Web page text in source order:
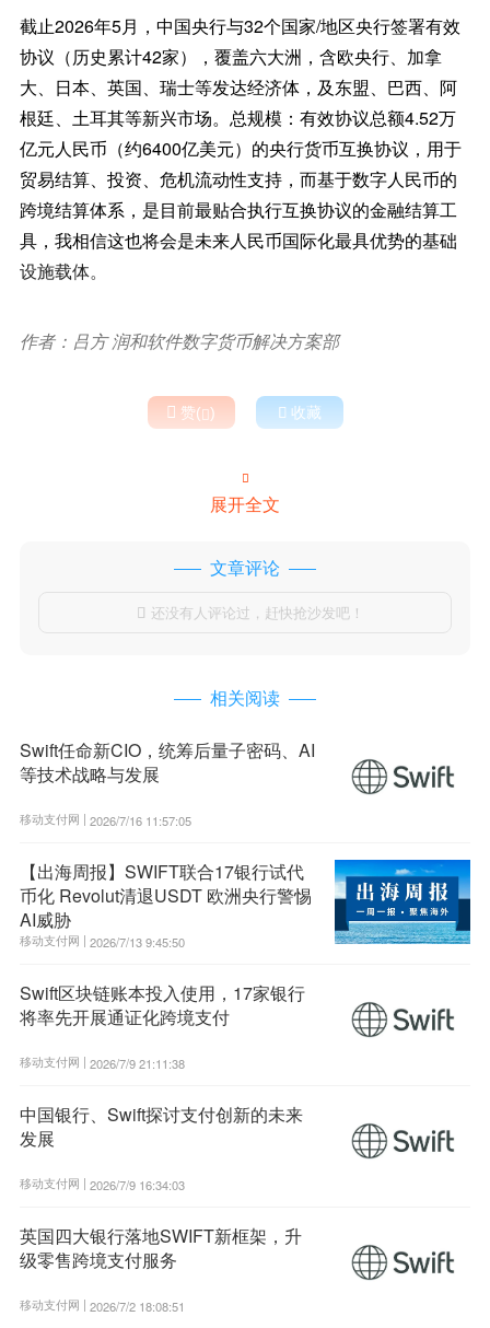
截止2026年5月，中国央行与32个国家/地区央行签署有效
协议（历史累计42家），覆盖六大洲，含欧央行、加拿
大、日本、英国、瑞士等发达经济体，及东盟、巴西、阿
根廷、土耳其等新兴市场。总规模：有效协议总额4.52万
亿元人民币（约6400亿美元）的央行货币互换协议，用于
贸易结算、投资、危机流动性支持，而基于数字人民币的
跨境结算体系，是目前最贴合执行互换协议的金融结算工
具，我相信这也将会是未来人民币国际化最具优势的基础
设施载体。
作者：吕方 润和软件数字货币解决方案部
 赞()  收藏

展开全文
文章评论
 还没有人评论过，赶快抢沙发吧！
相关阅读
Swift任命新CIO，统筹后量子密码、AI
等技术战略与发展
移动支付网 | 2026/7/16 11:57:05
【出海周报】SWIFT联合17银行试代
币化 Revolut清退USDT 欧洲央行警惕
AI威胁
移动支付网 | 2026/7/13 9:45:50
Swift区块链账本投入使用，17家银行
将率先开展通证化跨境支付
移动支付网 | 2026/7/9 21:11:38
中国银行、Swift探讨支付创新的未来
发展
移动支付网 | 2026/7/9 16:34:03
英国四大银行落地SWIFT新框架，升
级零售跨境支付服务
移动支付网 | 2026/7/2 18:08:51